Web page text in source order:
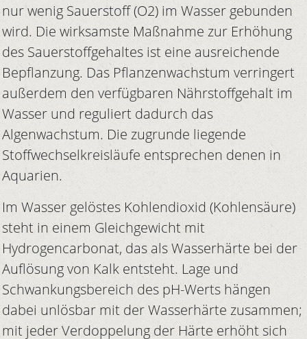
nur wenig Sauerstoff (O2) im Wasser gebunden
wird. Die wirksamste Maßnahme zur Erhöhung
des Sauerstoffgehaltes ist eine ausreichende
Bepflanzung. Das Pflanzenwachstum verringert
außerdem den verfügbaren Nährstoffgehalt im
Wasser und reguliert dadurch das
Algenwachstum. Die zugrunde liegende
Stoffwechselkreisläufe entsprechen denen in
Aquarien.
Im Wasser gelöstes Kohlendioxid (Kohlensäure)
steht in einem Gleichgewicht mit
Hydrogencarbonat, das als Wasserhärte bei der
Auflösung von Kalk entsteht. Lage und
Schwankungsbereich des pH-Werts hängen
dabei unlösbar mit der Wasserhärte zusammen;
mit jeder Verdoppelung der Härte erhöht sich